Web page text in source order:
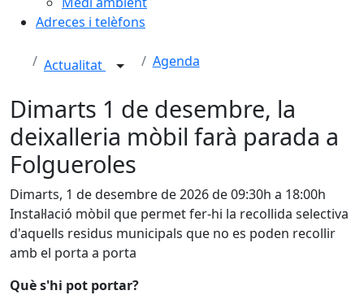
Adreces i telèfons
Actualitat Agenda
Dimarts 1 de desembre, la
deixalleria mòbil farà parada a
Folgueroles
Dimarts, 1 de desembre de 2026 de 09:30h a 18:00h
Instal·lació mòbil que permet fer-hi la recollida selectiva
d'aquells residus municipals que no es poden recollir
amb el porta a porta
Què s'hi pot portar?